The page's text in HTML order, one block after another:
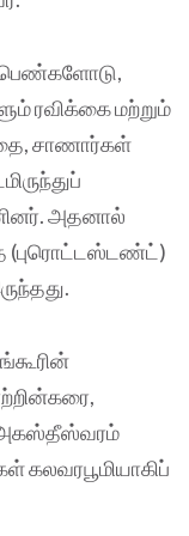
பெண்களோடு,
ரவிக்கை மற்றும்
சாணார்கள்
அதனால்
(புரொட்டஸ்டண்ட்)
அகஸ்தீஸ்வரம்
கலவரபூமியாகிப்